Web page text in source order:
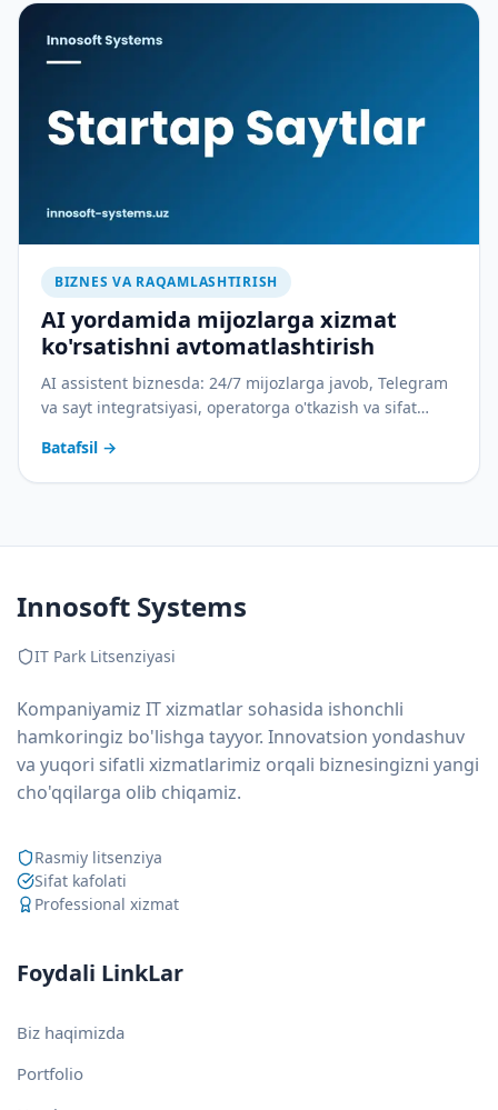
BIZNES VA RAQAMLASHTIRISH
AI yordamida mijozlarga xizmat
ko'rsatishni avtomatlashtirish
AI assistent biznesda: 24/7 mijozlarga javob, Telegram
va sayt integratsiyasi, operatorga o'tkazish va sifat
Batafsil →
Innosoft Systems
IT Park Litsenziyasi
Kompaniyamiz IT xizmatlar sohasida ishonchli
hamkoringiz bo'lishga tayyor. Innovatsion yondashuv
va yuqori sifatli xizmatlarimiz orqali biznesingizni yangi
cho'qqilarga olib chiqamiz.
Rasmiy litsenziya
Sifat kafolati
Professional xizmat
Foydali LinkLar
Biz haqimizda
Portfolio